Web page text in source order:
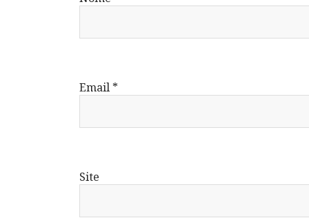
Email *
Site